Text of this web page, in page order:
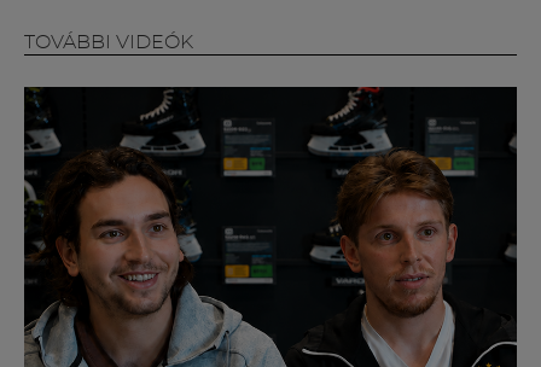
TOVÁBBI VIDEÓK
Közösség
Múzeum
English